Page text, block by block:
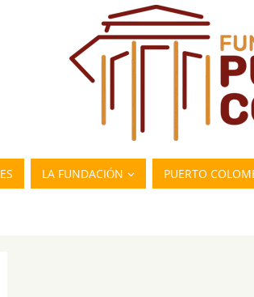
LA FUNDACIÓN PUERTO